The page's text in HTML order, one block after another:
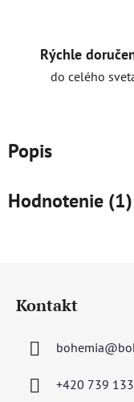
Rýchle
do celého
Popis
Hodnotenie (1)
Kontakt
bohemia@
+420 739